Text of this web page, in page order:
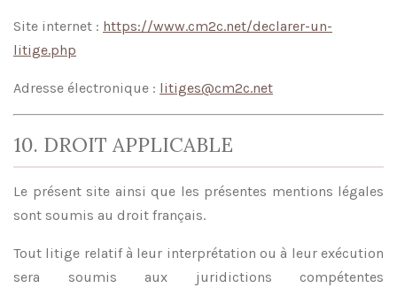
Site internet : https://www.cm2c.net/declarer-un-
litige.php
Adresse électronique : litiges@cm2c.net
10. DROIT APPLICABLE
Le présent site ainsi que les présentes mentions légales
sont soumis au droit français.
Tout litige relatif à leur interprétation ou à leur exécution
sera soumis aux juridictions compétentes